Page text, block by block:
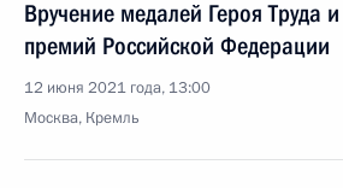
Вручение медалей Героя Труда
премий Российской Федерации
12 июня 2021 года, 13:00
Москва, Кремль